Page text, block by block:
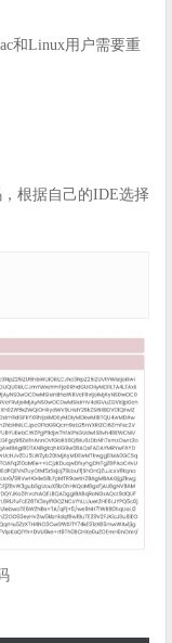
和Linux用户需要重
根据自己的IDE选择